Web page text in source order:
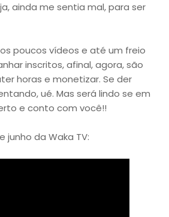
ainda me sentia mal, para ser
poucos vídeos e até um freio
inscritos, afinal, agora, são
horas e monetizar. Se der
ué. Mas será lindo se em
e conto com você!!
junho da Waka TV: